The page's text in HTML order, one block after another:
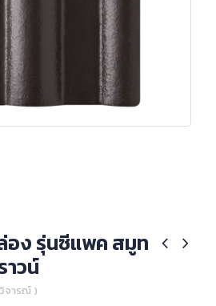
อง รุ่นซีแพค สมูท
วน์
จารณ์ )